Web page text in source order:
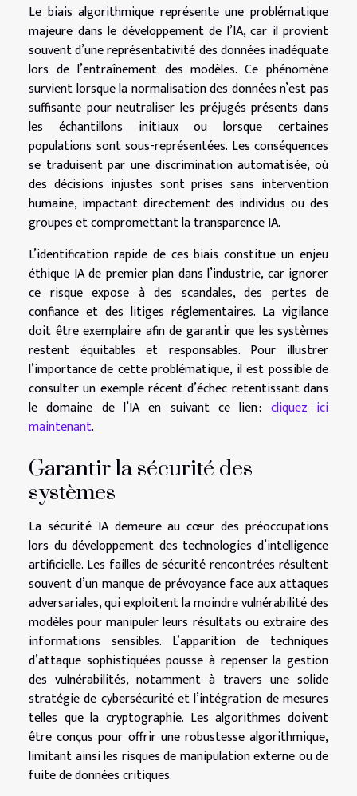
Le biais algorithmique représente une problématique
majeure dans le développement de l’IA, car il provient
souvent d’une représentativité des données inadéquate
lors de l’entraînement des modèles. Ce phénomène
survient lorsque la normalisation des données n’est pas
suffisante pour neutraliser les préjugés présents dans
les échantillons initiaux ou lorsque certaines
populations sont sous-représentées. Les conséquences
se traduisent par une discrimination automatisée, où
des décisions injustes sont prises sans intervention
humaine, impactant directement des individus ou des
groupes et compromettant la transparence IA.
L’identification rapide de ces biais constitue un enjeu
éthique IA de premier plan dans l’industrie, car ignorer
ce risque expose à des scandales, des pertes de
confiance et des litiges réglementaires. La vigilance
doit être exemplaire afin de garantir que les systèmes
restent équitables et responsables. Pour illustrer
l’importance de cette problématique, il est possible de
consulter un exemple récent d’échec retentissant dans
le domaine de l’IA en suivant ce lien : cliquez ici
maintenant.
Garantir la sécurité des
systèmes
La sécurité IA demeure au cœur des préoccupations
lors du développement des technologies d’intelligence
artificielle. Les failles de sécurité rencontrées résultent
souvent d’un manque de prévoyance face aux attaques
adversariales, qui exploitent la moindre vulnérabilité des
modèles pour manipuler leurs résultats ou extraire des
informations sensibles. L’apparition de techniques
d’attaque sophistiquées pousse à repenser la gestion
des vulnérabilités, notamment à travers une solide
stratégie de cybersécurité et l’intégration de mesures
telles que la cryptographie. Les algorithmes doivent
être conçus pour offrir une robustesse algorithmique,
limitant ainsi les risques de manipulation externe ou de
fuite de données critiques.